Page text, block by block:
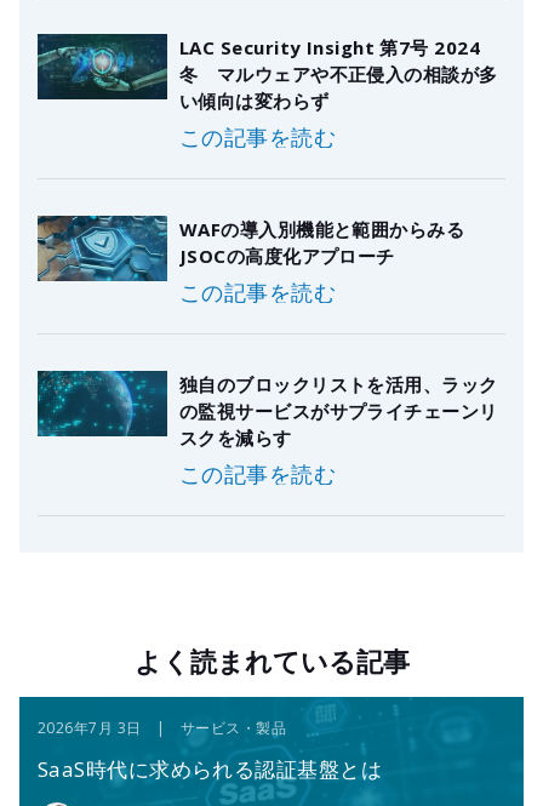
LAC Security Insight 第7号 2024
冬 マルウェアや不正侵入の相談が多
い傾向は変わらず
この記事を読む
WAFの導入別機能と範囲からみる
JSOCの高度化アプローチ
この記事を読む
独自のブロックリストを活用、ラック
の監視サービスがサプライチェーンリ
スクを減らす
この記事を読む
よく読まれている記事
2026年7月 3日 | サービス・製品
SaaS時代に求められる認証基盤とは